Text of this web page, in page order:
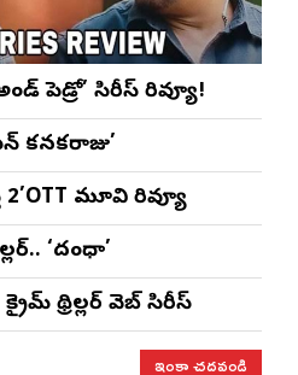
పెడ్రో’ సిరీస్ రివ్యూ!
2’OTT మూవి రివ్యూ
‘దంధా’
క్రైమ్ థ్రిల్ల‌ర్ వెబ్ సిరీస్
ఇంకా చదవండి